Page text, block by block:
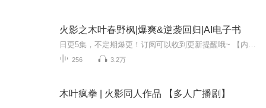
火影之木叶春野枫|爆爽&逆袭回归|AI电子书
256 3.2万
木叶疯拳 | 火影同人作品 【多人广播剧】